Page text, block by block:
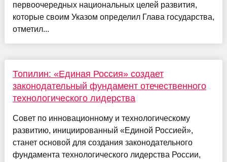
первоочередных национальных целей развития,
которые своим Указом определил Глава государства,
отметил...
Топилин: «Единая Россия» создает
законодательный фундамент отечественного
технологического лидерства
Совет по инновационному и технологическому
развитию, инициированный «Единой Россией»,
станет основой для создания законодательного
фундамента технологического лидерства России,